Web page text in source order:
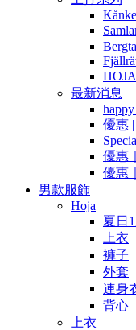
最新消息
優惠 |
優惠
優惠
男款服飾
Hoja
夏日
上衣
褲子
外套
連身
背心
上衣